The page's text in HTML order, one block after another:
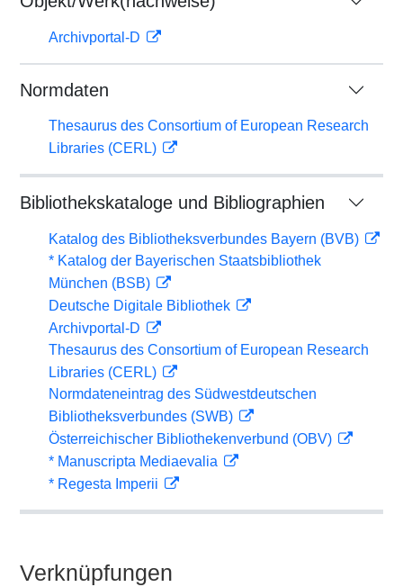
Archivportal-D
Normdaten
Thesaurus des Consortium of European Research
Libraries (CERL)
Bibliothekskataloge und Bibliographien
Katalog des Bibliotheksverbundes Bayern (BVB)
* Katalog der Bayerischen Staatsbibliothek
München (BSB)
Deutsche Digitale Bibliothek
Archivportal-D
Thesaurus des Consortium of European Research
Libraries (CERL)
Normdateneintrag des Südwestdeutschen
Bibliotheksverbundes (SWB)
Österreichischer Bibliothekenverbund (OBV)
* Manuscripta Mediaevalia
* Regesta Imperii
Verknüpfungen